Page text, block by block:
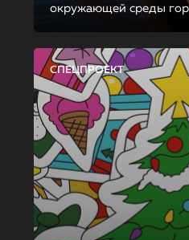
окружающей среды
СПЕЦПРОЕКТ